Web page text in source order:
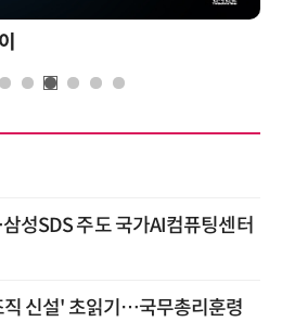
성SDS 주도 국가AI컴퓨팅센터
직 신설' 초읽기…국무총리훈령